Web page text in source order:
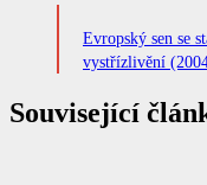
Evropský sen se
vystřízlivění
Související